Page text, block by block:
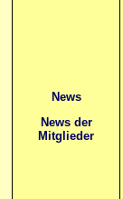
News
News der
Mitglieder